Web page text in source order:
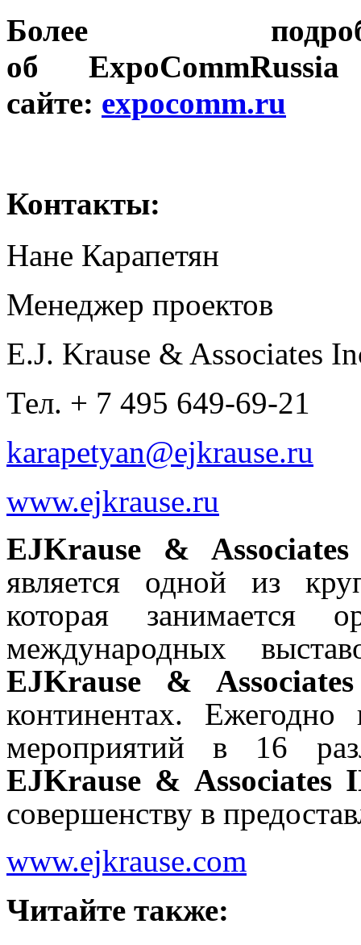
Более
об ExpoCommRussia
сайте: expocomm.ru
Контакты:
Нане Карапетян
Менеджер проектов
E.J. Krause & Associates
Тел. + 7 495 649-69-21
karapetyan@ejkrause.ru
www.ejkrause.ru
EJKrause &
является одной из
которая занимается
международных
EJKrause &
континентах.
мероприятий в 16
EJKrause &Associates
совершенству в
www.ejkrause.com
Читайте также: